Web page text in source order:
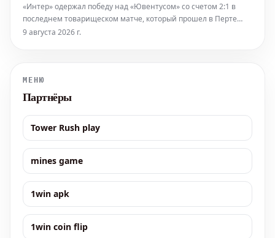
«Интер» одержал победу над «Ювентусом» со счетом 2:1 в
последнем товарищеском матче, который прошел в Перте
перед возвращением миланской команды в Италию.
9 августа 2026 г.
МЕНЮ
Партнёры
Tower Rush play
mines game
1win apk
1win coin flip